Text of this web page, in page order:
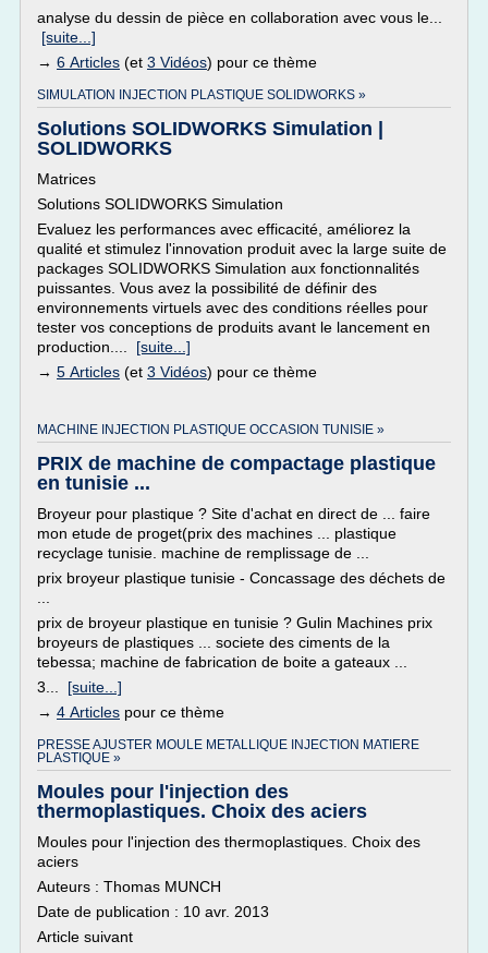
analyse du dessin de pièce en collaboration avec vous le...
[suite...]
→ 6 Articles (et 3 Vidéos) pour ce thème
SIMULATION INJECTION PLASTIQUE SOLIDWORKS »
Solutions SOLIDWORKS Simulation |
SOLIDWORKS
Matrices
Solutions SOLIDWORKS Simulation
Evaluez les performances avec efficacité, améliorez la
qualité et stimulez l'innovation produit avec la large suite de
packages SOLIDWORKS Simulation aux fonctionnalités
puissantes. Vous avez la possibilité de définir des
environnements virtuels avec des conditions réelles pour
tester vos conceptions de produits avant le lancement en
production.... [suite...]
→ 5 Articles (et 3 Vidéos) pour ce thème
MACHINE INJECTION PLASTIQUE OCCASION TUNISIE »
PRIX de machine de compactage plastique
en tunisie ...
Broyeur pour plastique ? Site d'achat en direct de ... faire
mon etude de proget(prix des machines ... plastique
recyclage tunisie. machine de remplissage de ...
prix broyeur plastique tunisie - Concassage des déchets de
prix de broyeur plastique en tunisie ? Gulin Machines prix
broyeurs de plastiques ... societe des ciments de la
tebessa; machine de fabrication de boite a gateaux ...
3... [suite...]
→ 4 Articles pour ce thème
PRESSE AJUSTER MOULE METALLIQUE INJECTION MATIERE
PLASTIQUE »
Moules pour l'injection des
thermoplastiques. Choix des aciers
Moules pour l'injection des thermoplastiques. Choix des
aciers
Auteurs : Thomas MUNCH
Date de publication : 10 avr. 2013
Article suivant